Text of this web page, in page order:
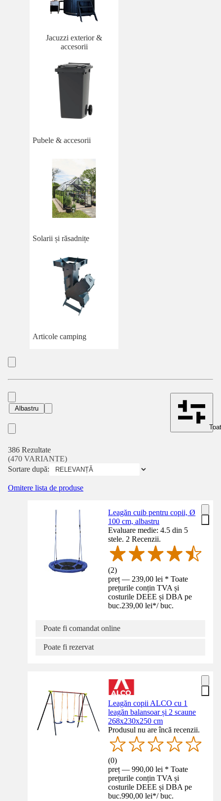
Jacuzzi exterior &
accesorii
Pubele & accesorii
Solarii și răsadnițe
Articole camping
Albastru
386 Rezultate
(470 VARIANTE)
Sortare după:
Omitere lista de produse
Leagăn cuib pentru copii, Ø
100 cm, albastru
Evaluare medie: 4.5 din 5
stele. 2 Recenzii.
(2)
preț — 239,00 lei * Toate
prețurile conțin TVA și
costurile DEEE și DBA pe
buc.239,00 lei*/ buc.
Poate fi comandat online
Poate fi rezervat
Leagăn copii ALCO cu 1
leagăn balansoar și 2 scaune
268x230x250 cm
Produsul nu are încă recenzii.
(0)
preț — 990,00 lei * Toate
prețurile conțin TVA și
costurile DEEE și DBA pe
buc.990,00 lei*/ buc.